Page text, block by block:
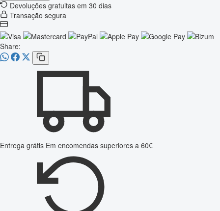
Devoluções gratuitas em 30 dias
Transação segura
Share:
Entrega grátis Em encomendas superiores a 60€